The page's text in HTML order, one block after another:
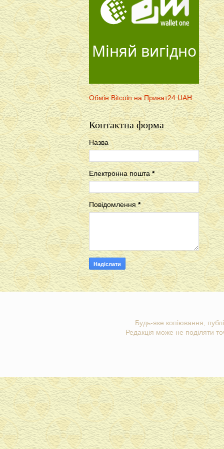
Міняй вигідно
Обмін Bitcoin на Приват24 UAH
Контактна форма
Назва
Електронна пошта*
Повідомлення*
Будь-яке копіювання,
Редакція може не поділяти